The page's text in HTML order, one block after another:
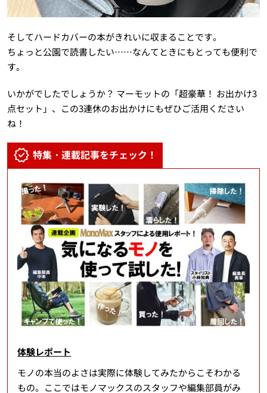
そしてハードカバーの本がきれいに収まることです。
ちょっと公園で読書したい……なんてときにもとっても便利で
す。
いかがでしたでしょうか？ マーモットの「超豪華！ お出かけ3
点セット」、この3連休のお出かけにもぜひご活用ください
ね！
特集・連載記事をチェック！
体験レポート
モノの本当のよさは実際に体験してみたからこそわかる
もの。ここではモノマックスのスタッフや編集部員がみ